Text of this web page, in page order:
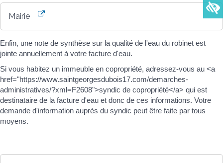
Mairie
Enfin, une note de synthèse sur la qualité de l'eau du robinet est
jointe annuellement à votre facture d'eau.
Si vous habitez un immeuble en copropriété, adressez-vous au <a
href="https://www.saintgeorgesdubois17.com/demarches-
administratives/?xml=F2608">syndic de copropriété</a> qui est
destinataire de la facture d'eau et donc de ces informations. Votre
demande d'information auprès du syndic peut être faite par tous
moyens.